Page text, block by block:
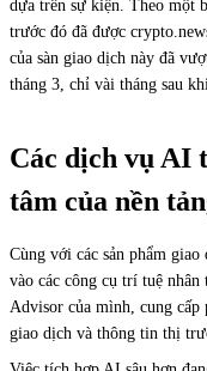
dựa trên sự kiện. Theo một
trước đó đã được
của sàn giao dịch này đã
tháng 3, chỉ vài tháng sau
Các dịch vụ AI
tâm của nền
Cùng với các sản phẩm
vào các công cụ trí tuệ nhân
Advisor của mình, cung
giao dịch và thông tin thị